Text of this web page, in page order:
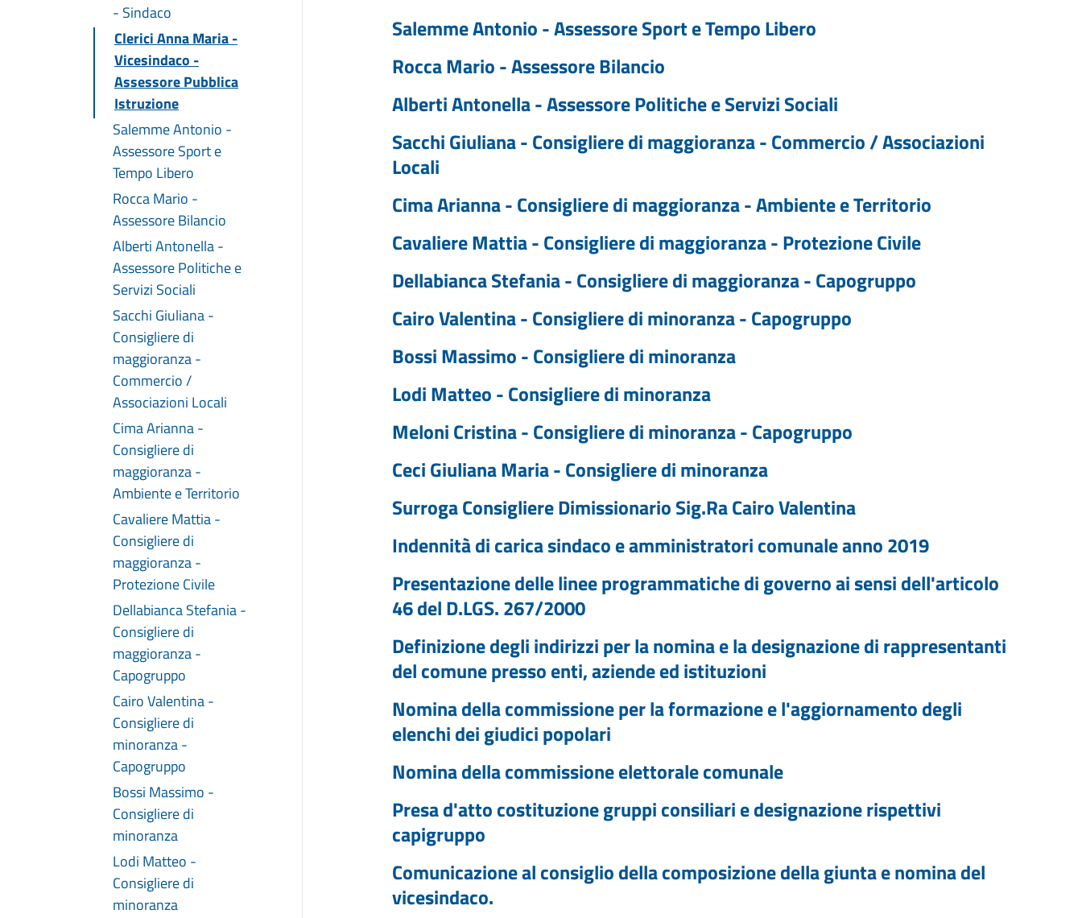
- Sindaco
Clerici Anna Maria -
Vicesindaco -
Assessore Pubblica
Istruzione
Salemme Antonio -
Assessore Sport e
Tempo Libero
Rocca Mario -
Assessore Bilancio
Alberti Antonella -
Assessore Politiche e
Servizi Sociali
Sacchi Giuliana -
Consigliere di
maggioranza -
Commercio /
Associazioni Locali
Cima Arianna -
Consigliere di
maggioranza -
Ambiente e Territorio
Cavaliere Mattia -
Consigliere di
maggioranza -
Protezione Civile
Dellabianca Stefania -
Consigliere di
maggioranza -
Capogruppo
Cairo Valentina -
Consigliere di
minoranza -
Capogruppo
Bossi Massimo -
Consigliere di
minoranza
Lodi Matteo -
Consigliere di
minoranza
Salemme Antonio - Assessore Sport e Tempo Libero
Rocca Mario - Assessore Bilancio
Alberti Antonella - Assessore Politiche e Servizi Sociali
Sacchi Giuliana - Consigliere di maggioranza - Commercio / Associazioni
Locali
Cima Arianna - Consigliere di maggioranza - Ambiente e Territorio
Cavaliere Mattia - Consigliere di maggioranza - Protezione Civile
Dellabianca Stefania - Consigliere di maggioranza - Capogruppo
Cairo Valentina - Consigliere di minoranza - Capogruppo
Bossi Massimo - Consigliere di minoranza
Lodi Matteo - Consigliere di minoranza
Meloni Cristina - Consigliere di minoranza - Capogruppo
Ceci Giuliana Maria - Consigliere di minoranza
Surroga Consigliere Dimissionario Sig.Ra Cairo Valentina
Indennità di carica sindaco e amministratori comunale anno 2019
Presentazione delle linee programmatiche di governo ai sensi dell'articolo
46 del D.LGS. 267/2000
Definizione degli indirizzi per la nomina e la designazione di rappresentanti
del comune presso enti, aziende ed istituzioni
Nomina della commissione per la formazione e l'aggiornamento degli
elenchi dei giudici popolari
Nomina della commissione elettorale comunale
Presa d'atto costituzione gruppi consiliari e designazione rispettivi
capigruppo
Comunicazione al consiglio della composizione della giunta e nomina del
vicesindaco.